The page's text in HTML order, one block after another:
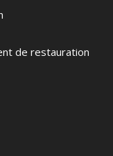
de restauration